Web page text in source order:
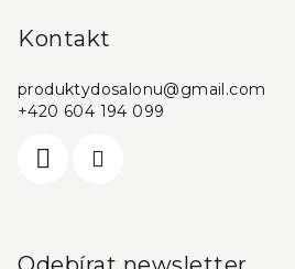
Kontakt
produktydosalonu@gmail.com
+420 604 194 099